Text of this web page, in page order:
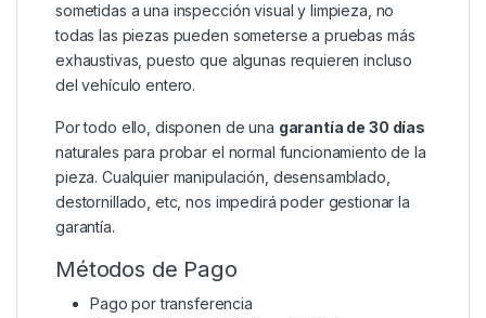
sometidas a una inspección visual y limpieza, no
todas las piezas pueden someterse a pruebas más
exhaustivas, puesto que algunas requieren incluso
del vehículo entero.
Por todo ello, disponen de una garantía de 30 días
naturales para probar el normal funcionamiento de la
pieza. Cualquier manipulación, desensamblado,
destornillado, etc, nos impedirá poder gestionar la
garantía.
Métodos de Pago
Pago por transferencia